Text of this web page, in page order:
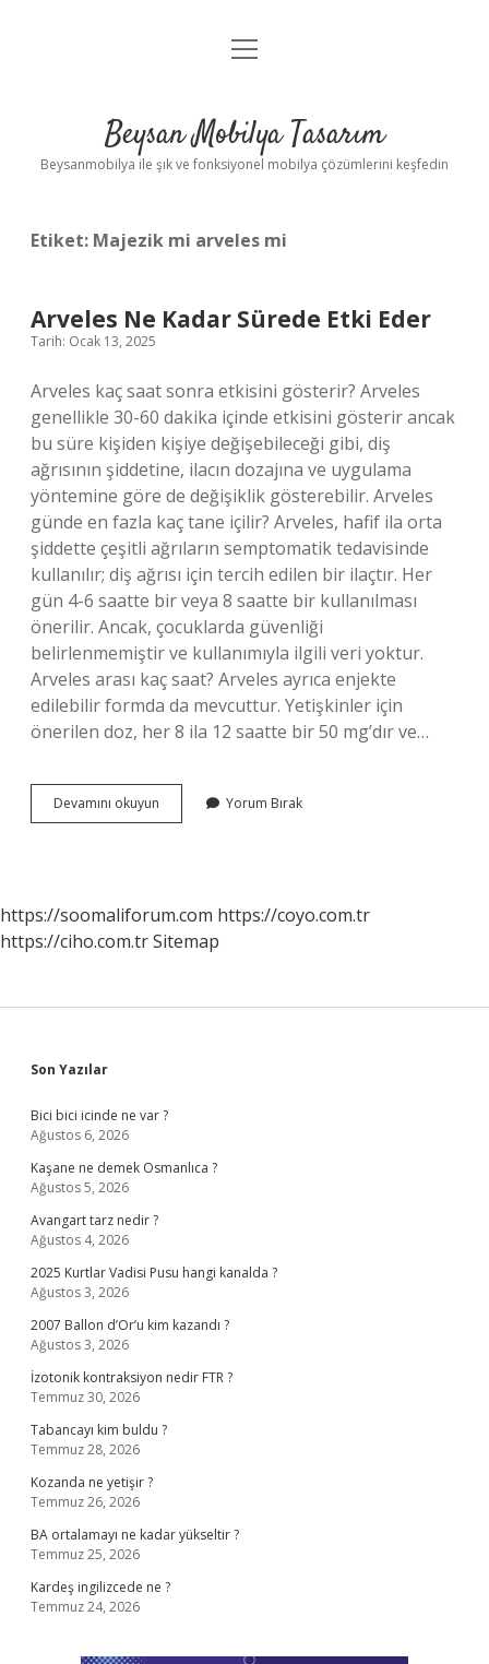
Anasayfa
Yasal Uyarı
menüyü
Beysan Mobilya Tasarım
Beysanmobilya ile şık ve fonksiyonel mobilya çözümlerini keşfedin
Etiket: Majezik mi arveles mi
Arveles Ne Kadar Sürede Etki Eder
Tarih: Ocak 13, 2025
Arveles kaç saat sonra etkisini gösterir? Arveles
genellikle 30-60 dakika içinde etkisini gösterir ancak
bu süre kişiden kişiye değişebileceği gibi, diş
ağrısının şiddetine, ilacın dozajına ve uygulama
yöntemine göre de değişiklik gösterebilir. Arveles
günde en fazla kaç tane içilir? Arveles, hafif ila orta
şiddette çeşitli ağrıların semptomatik tedavisinde
kullanılır; diş ağrısı için tercih edilen bir ilaçtır. Her
gün 4-6 saatte bir veya 8 saatte bir kullanılması
önerilir. Ancak, çocuklarda güvenliği
belirlenmemiştir ve kullanımıyla ilgili veri yoktur.
Arveles arası kaç saat? Arveles ayrıca enjekte
edilebilir formda da mevcuttur. Yetişkinler için
önerilen doz, her 8 ila 12 saatte bir 50 mg’dır ve…
Devamını okuyun
Ne
Yorum Bırak
https://soomaliforum.com https://coyo.com.tr
https://ciho.com.trSitemap
Sidebar
Son Yazılar
Bici bici icinde ne var ?
Ağustos 6, 2026
Kaşane ne demek Osmanlıca ?
Ağustos 5, 2026
Avangart tarz nedir ?
Ağustos 4, 2026
2025 Kurtlar Vadisi Pusu hangi kanalda ?
Ağustos 3, 2026
2007 Ballon d’Or’u kim kazandı ?
Ağustos 3, 2026
İzotonik kontraksiyon nedir FTR ?
Temmuz 30, 2026
Tabancayı kim buldu ?
Temmuz 28, 2026
Kozanda ne yetişir ?
Temmuz 26, 2026
BA ortalamayı ne kadar yükseltir ?
Temmuz 25, 2026
Kardeş ingilizcede ne ?
Temmuz 24, 2026